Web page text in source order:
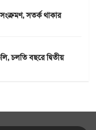
সতর্ক থাকার
চলতি বছরে দ্বিতীয়